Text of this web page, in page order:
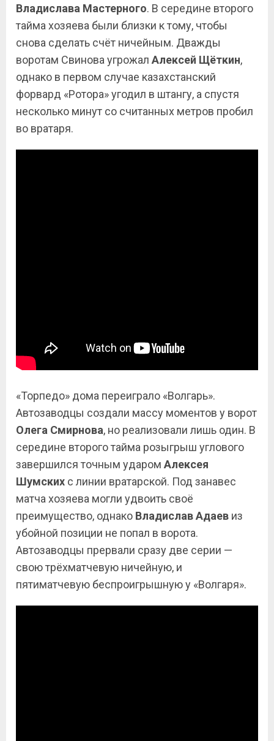
Владислава Мастерного. В середине второго
тайма хозяева были близки к тому, чтобы
снова сделать счёт ничейным. Дважды
воротам Свинова угрожал Алексей Щёткин,
однако в первом случае казахстанский
форвард «Ротора» угодил в штангу, а спустя
несколько минут со считанных метров пробил
во вратаря.
«Торпедо» дома переиграло «Волгарь».
Автозаводцы создали массу моментов у ворот
Олега Смирнова, но реализовали лишь один. В
середине второго тайма розыгрыш углового
завершился точным ударом Алексея
Шумских с линии вратарской. Под занавес
матча хозяева могли удвоить своё
преимущество, однако Владислав Адаев из
убойной позиции не попал в ворота.
Автозаводцы прервали сразу две серии —
свою трёхматчевую ничейную, и
пятиматчевую беспроигрышную у «Волгаря».